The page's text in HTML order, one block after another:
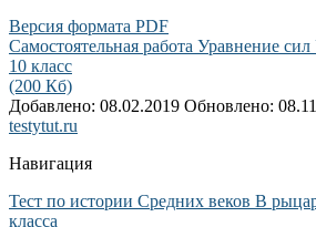
Версия формата PDF
Самостоятельная работа Уравнение
10 класс
(200 Кб)
Добавлено: 08.02.2019 Обновлено:
testytut.ru
Навигация
Тест по истории Средних веков В
класса